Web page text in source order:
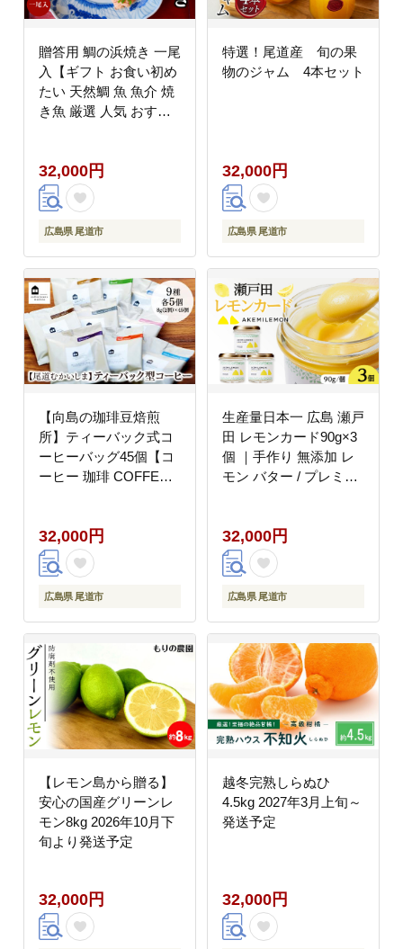
贈答用 鯛の浜焼き 一尾
入【ギフト お食い初め
たい 天然鯛 魚 魚介 焼
き魚 厳選 人気 おすす
32,000円
広島県 尾道市
特選！尾道産 旬の果
物のジャム 4本セット
32,000円
広島県 尾道市
【向島の珈琲豆焙煎
所】ティーバック式コ
ーヒーバッグ45個【コ
ーヒー 珈琲 COFFEE
ヒー豆 コーヒーバッグ
ギフト 贈り物 ご当地
広島県 尾道市 向島】
32,000円
広島県 尾道市
生産量日本一 広島 瀬戸
田 レモンカード90g×3
個 ｜手作り 無添加 レ
モン バター / プレミア
32,000円
広島県 尾道市
【レモン島から贈る】
安心の国産グリーンレ
モン8kg 2026年10月下
旬より発送予定
32,000円
越冬完熟しらぬひ
4.5kg 2027年3月上旬～
発送予定
32,000円